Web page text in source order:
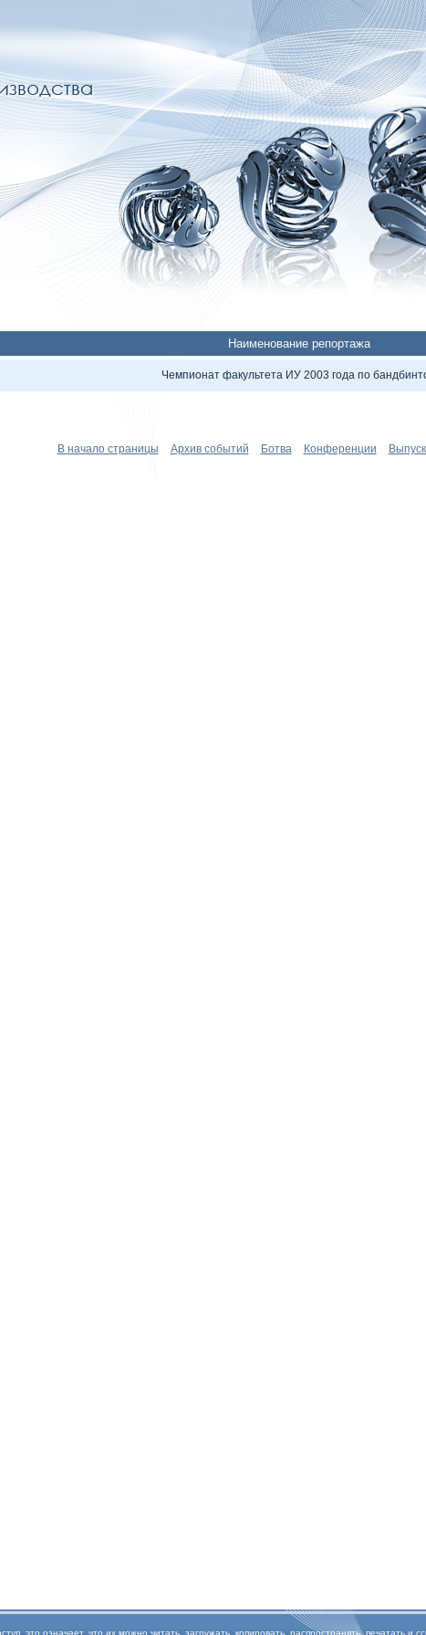
Наименование репортажа
Чемпионат факультета ИУ 2003 года по
В начало страницы Архив событий Ботва Конференции
это означает, что их можно читать, загружать, копировать, распространять, печатать и